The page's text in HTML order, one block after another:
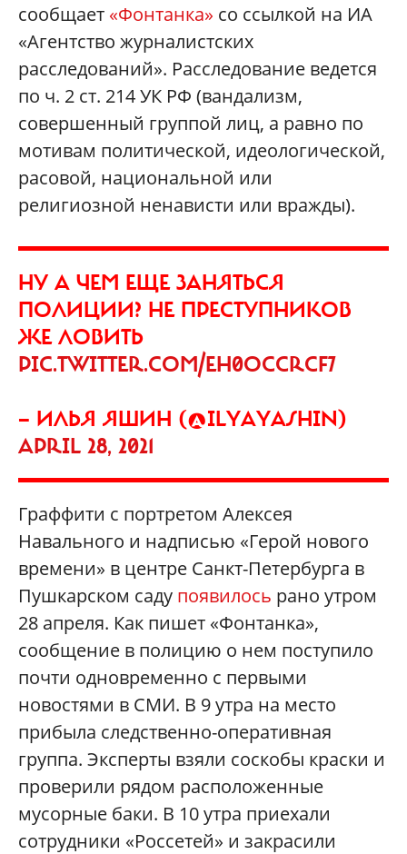
сообщает «Фонтанка» со ссылкой на ИА
«Агентство журналистских
расследований». Расследование ведется
по ч. 2 ст. 214 УК РФ (вандализм,
совершенный группой лиц, а равно по
мотивам политической, идеологической,
расовой, национальной или
религиозной ненависти или вражды).
НУ А ЧЕМ ЕЩЕ ЗАНЯТЬСЯ
ПОЛИЦИИ? НЕ ПРЕСТУПНИКОВ
ЖЕ ЛОВИТЬ
PIC.TWITTER.COM/EH0OCCRCF7
— ИЛЬЯ ЯШИН (@ILYAYASHIN)
APRIL 28, 2021
Граффити с портретом Алексея
Навального и надписью «Герой нового
времени» в центре Санкт-Петербурга в
Пушкарском саду появилось рано утром
28 апреля. Как пишет «Фонтанка»,
сообщение в полицию о нем поступило
почти одновременно с первыми
новостями в СМИ. В 9 утра на место
прибыла следственно-оперативная
группа. Эксперты взяли соскобы краски и
проверили рядом расположенные
мусорные баки. В 10 утра приехали
сотрудники «Россетей» и закрасили